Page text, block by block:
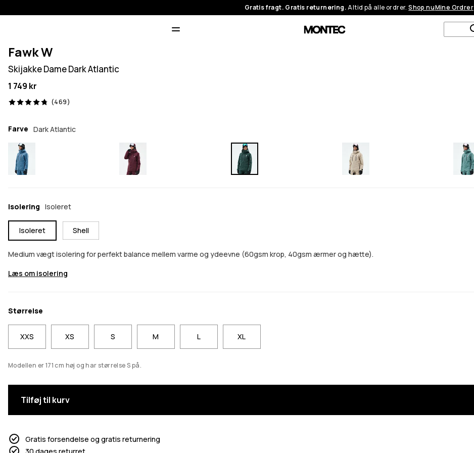
Gratis fragt. Gratis returnering.Altid på alle ordrer.Shop nuMine Ordrer
Fawk W
Skijakke Dame Dark Atlantic
1 749 kr
(469)
469 anmeldelser, 4.8/5
Farve Dark Atlantic
Isolering Isoleret
Isoleret Shell
Medium vægt isolering for perfekt balance mellem varme og ydeevne (60gsm krop, 40gsm ærmer og hætte).
Læs om isolering
Størrelse
XXS XS S M L XL
Modellen er 171 cm høj og har størrelse S på.
Tilføj til kurv
Gratis forsendelse og gratis returnering